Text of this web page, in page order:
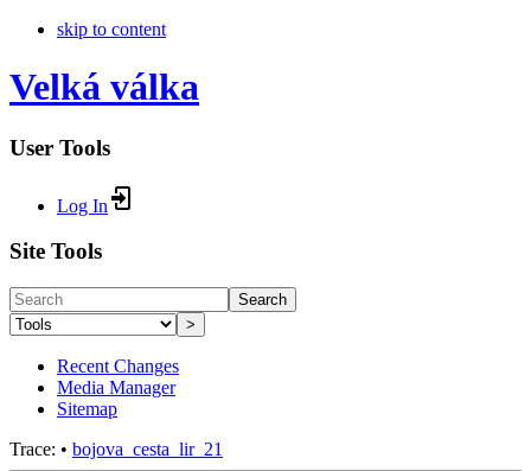
skip to content
Velká válka
User Tools
Log In
Site Tools
Search
>
Recent Changes
Media Manager
Sitemap
Trace: • bojova_cesta_lir_21